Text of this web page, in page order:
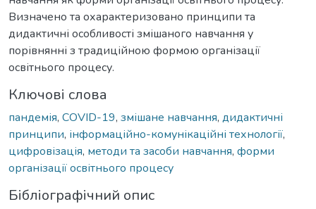
Визначено та охарактеризовано принципи та
дидактичні особливості змішаного навчання у
порівнянні з традиційною формою організації
освітнього процесу.
Ключові слова
пандемія, COVID-19, змішане навчання, дидактичні
принципи, інформаційно-комунікаційні технології,
цифровізація, методи та засоби навчання, форми
організації освітнього процесу
Бібліографічний опис